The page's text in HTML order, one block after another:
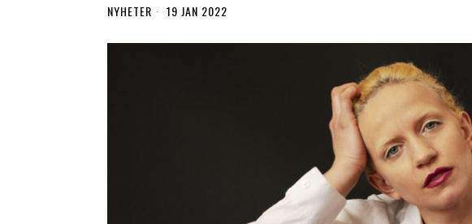
NYHETER 19 JAN 2022